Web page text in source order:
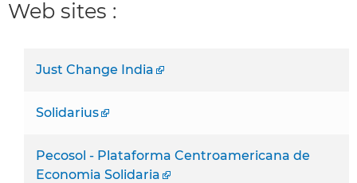
Web sites :
Just Change India
Solidarius
Pecosol - Plataforma Centroamericana de
Economia Solidaria